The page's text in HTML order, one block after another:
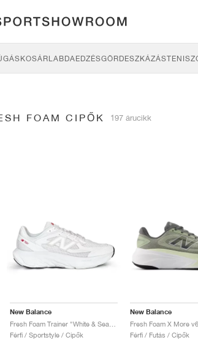
KOSÁRLABDAEDZÉSGÖRDESZKÁZÁSTENISZ
FOAM CIPŐK 197 árucikk
New Balance
Férfi / Sportstyle / Cipők
New Balance
Férfi / Futás / Cipők